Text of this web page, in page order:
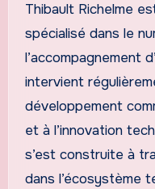
Thibault Richelme
spécialisé dans le
l’accompagnement
intervient
développement
et à l’innovation
s’est construite à
dans l’écosystème